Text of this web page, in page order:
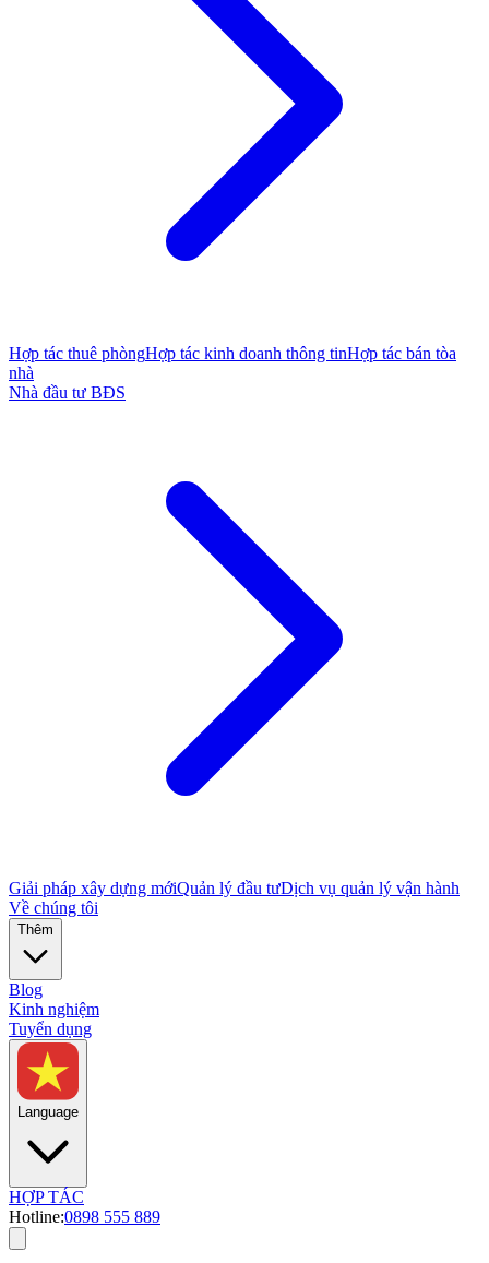
Hợp tác thuê phòngHợp tác kinh doanh thông tinHợp tác bán tòa
nhà
Nhà đầu tư BĐS
Giải pháp xây dựng mớiQuản lý đầu tưDịch vụ quản lý vận hành
Về chúng tôi
Thêm
Blog
Kinh nghiệm
Tuyển dụng
Language
HỢP TÁC
Hotline:0898 555 889